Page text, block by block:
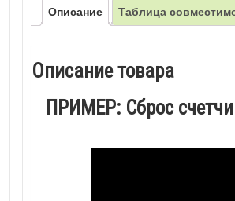
Описание Таблица
Описание товара
ПРИМЕР: Сброс